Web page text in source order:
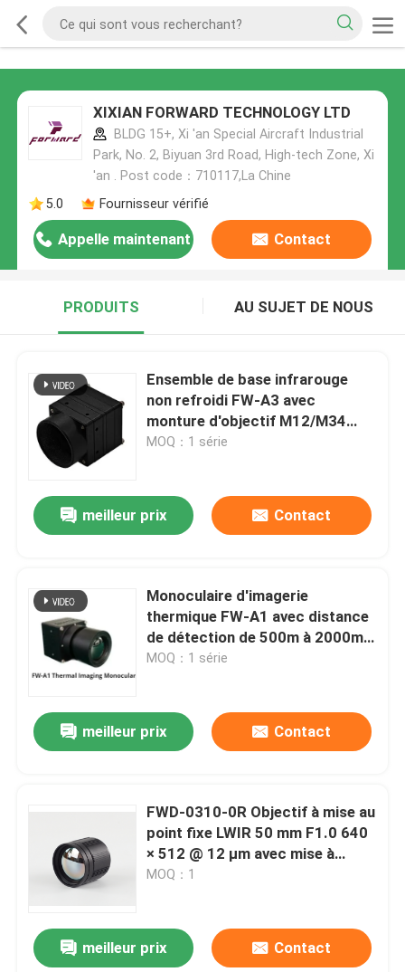
XIXIAN FORWARD TECHNOLOGY LTD
BLDG 15+, Xi 'an Special Aircraft Industrial
Park, No. 2, Biyuan 3rd Road, High-tech Zone, Xi
'an . Post code：710117,La Chine
5.0
Fournisseur vérifié
Appelle maintenant Contact
PRODUITS AU SUJET DE NOUS
Ensemble de base infrarouge
non refroidi FW-A3 avec
monture d'objectif M12/M34
≤1,5 W de consommation
thermique haute sensibilité
MOQ：1 série
meilleur prix Contact
Monoculaire d'imagerie
thermique FW-A1 avec distance
de détection de 500m à 2000m,
batterie remplaçable de 4 à 8
MOQ：1 série
meilleur prix Contact
FWD-0310-0R Objectif à mise au
point fixe LWIR 50 mm F1.0 640
× 512 @ 12 μm avec mise à
niveau du germanium vers le
MOQ：1
meilleur prix Contact